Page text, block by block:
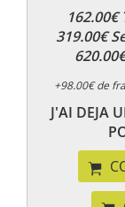
319.00€
+98.00€ de
J'AI DEJA